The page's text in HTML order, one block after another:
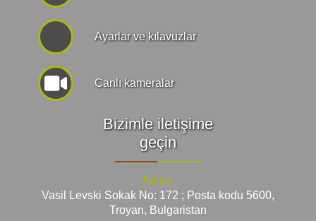
Ayarlar ve kılavuzlar
Canlı kameralar
Bizimle iletişime
geçin
Adres:
Vasil Levski Sokak No: 172 ; Posta kodu 5600,
Troyan, Bulgaristan